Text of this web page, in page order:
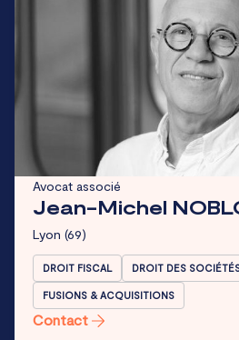
Avocat associé
Jean-Michel
Lyon (69)
DROIT FISCAL DROIT DES
FUSIONS & ACQUISITIONS
Contact